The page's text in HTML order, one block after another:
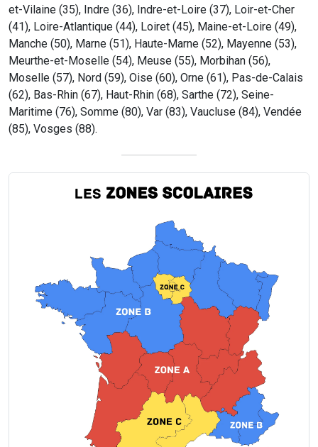
et-Vilaine (35), Indre (36), Indre-et-Loire (37), Loir-et-Cher
(41), Loire-Atlantique (44), Loiret (45), Maine-et-Loire (49),
Manche (50), Marne (51), Haute-Marne (52), Mayenne (53),
Meurthe-et-Moselle (54), Meuse (55), Morbihan (56),
Moselle (57), Nord (59), Oise (60), Orne (61), Pas-de-Calais
(62), Bas-Rhin (67), Haut-Rhin (68), Sarthe (72), Seine-
Maritime (76), Somme (80), Var (83), Vaucluse (84), Vendée
(85), Vosges (88).